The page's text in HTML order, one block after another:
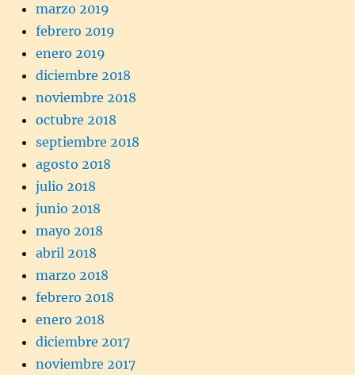
marzo 2019
febrero 2019
enero 2019
diciembre 2018
noviembre 2018
octubre 2018
septiembre 2018
agosto 2018
julio 2018
junio 2018
mayo 2018
abril 2018
marzo 2018
febrero 2018
enero 2018
diciembre 2017
noviembre 2017